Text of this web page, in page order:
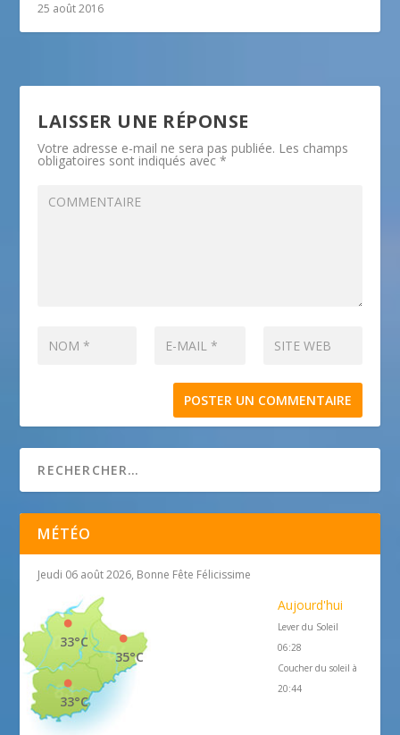
25 août 2016
LAISSER UNE RÉPONSE
Votre adresse e-mail ne sera pas publiée. Les champs
obligatoires sont indiqués avec*
MÉTÉO
Jeudi 06 août 2026, Bonne Fête Félicissime
35°C
33°C
33°C
Aujourd'hui
Lever du Soleil
06:28
Coucher du soleil à
20:44